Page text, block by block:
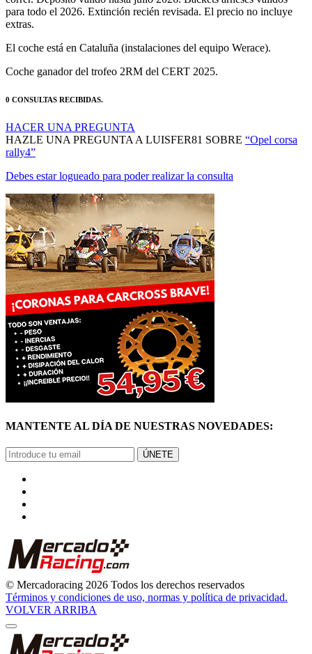
para todo el 2026. Extinción recién revisada. El precio no incluye
extras.
El coche está en Cataluña (instalaciones del equipo Werace).
Coche ganador del trofeo 2RM del CERT 2025.
0 CONSULTAS RECIBIDAS.
HACER UNA PREGUNTA
HAZLE UNA PREGUNTA A LUISFER81 SOBRE “Opel corsa
rally4”
Debes estar logueado para poder realizar la consulta
MANTENTE AL DÍA DE NUESTRAS NOVEDADES:
ÚNETE
© Mercadoracing 2026 Todos los derechos reservados
Términos y condiciones de uso, normas y política de privacidad.
VOLVER ARRIBA